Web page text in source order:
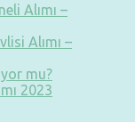
Alımı –
Alımı –
mu?
2023